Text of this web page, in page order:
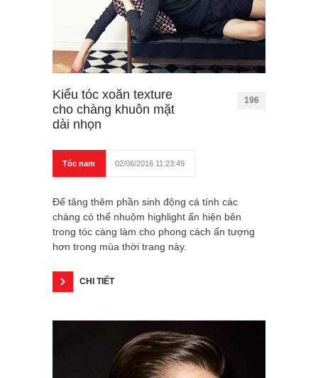
Kiểu tóc xoăn texture
cho chàng khuôn mặt
dài nhọn
196
Tóc nam 02/06/2016 11:23:49
Để tăng thêm phần sinh động cá tính các
chàng có thể nhuộm highlight ẩn hiện bên
trong tóc càng làm cho phong cách ấn tượng
hơn trong mùa thời trang này.
CHI TIẾT